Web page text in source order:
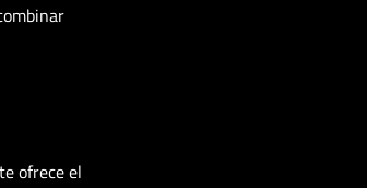
ofrece el